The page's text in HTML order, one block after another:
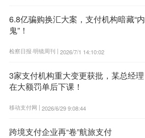
6.8亿骗购换汇大案，支付机构暗藏“内
鬼”！
检察日报·明镜周刊 | 2026/7/1 14:10:02
3家支付机构重大变更获批，某总经理
在大额罚单后下课！
移动支付网 | 2026/6/29 9:08:44
跨境支付企业再“卷”航旅支付